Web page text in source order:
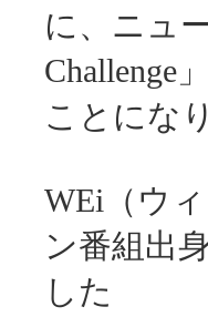
に、ニュ
Challenge
ことにな
WEi（ウ
ン番組出
した